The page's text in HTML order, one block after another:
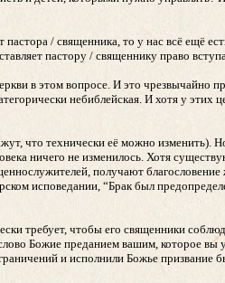
/ священника, то у нас всё ещё
пастору / священнику право
в этом вопросе. И это
небиблейская. И хотя у
что технически её можно изменить).
ничего не изменилось. Хотя
получают
исповедании, “Брак был
требует, чтобы его священники
Божие преданием вашим, которое
и исполнили Божье